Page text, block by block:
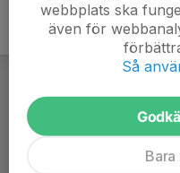
webbplats ska
även för
Så
Bara